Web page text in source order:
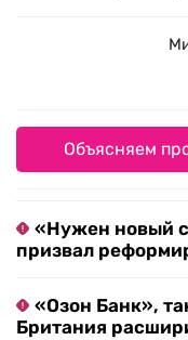
Объясняем
«Нужен новый
призвал
«Озон Банк»,
Британия